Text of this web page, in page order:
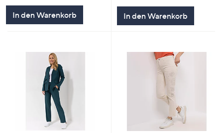
In den Warenkorb In den Warenkorb